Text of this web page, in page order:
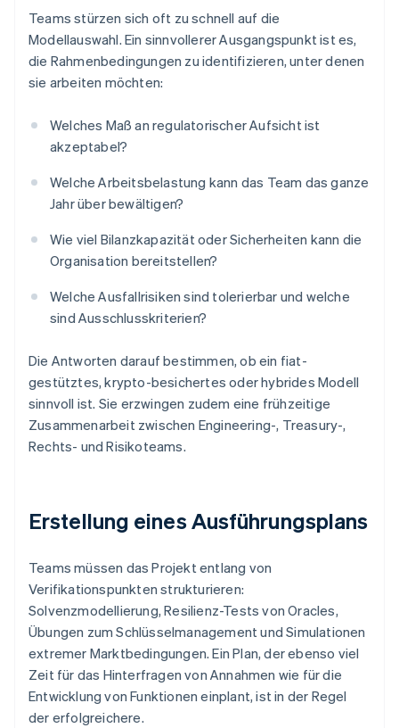
Teams stürzen sich oft zu schnell auf die
Modellauswahl. Ein sinnvollerer Ausgangspunkt ist es,
die Rahmenbedingungen zu identifizieren, unter denen
sie arbeiten möchten:
Welches Maß an regulatorischer Aufsicht ist
akzeptabel?
Welche Arbeitsbelastung kann das Team das ganze
Jahr über bewältigen?
Wie viel Bilanzkapazität oder Sicherheiten kann die
Organisation bereitstellen?
Welche Ausfallrisiken sind tolerierbar und welche
sind Ausschlusskriterien?
Die Antworten darauf bestimmen, ob ein fiat-
gestütztes, krypto-besichertes oder hybrides Modell
sinnvoll ist. Sie erzwingen zudem eine frühzeitige
Zusammenarbeit zwischen Engineering-, Treasury-,
Rechts- und Risikoteams.
Erstellung eines Ausführungsplans
Teams müssen das Projekt entlang von
Verifikationspunkten strukturieren:
Solvenzmodellierung, Resilienz-Tests von Oracles,
Übungen zum Schlüsselmanagement und Simulationen
extremer Marktbedingungen. Ein Plan, der ebenso viel
Zeit für das Hinterfragen von Annahmen wie für die
Entwicklung von Funktionen einplant, ist in der Regel
der erfolgreichere.